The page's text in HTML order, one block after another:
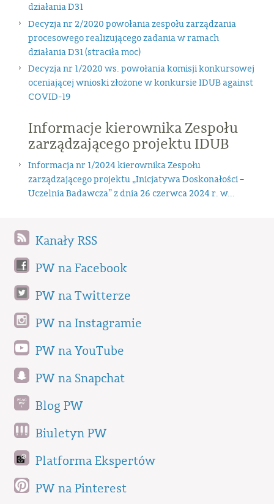
działania D31
Decyzja nr 2/2020 powołania zespołu zarządzania
procesowego realizującego zadania w ramach
działania D31 (straciła moc)
Decyzja nr 1/2020 ws. powołania komisji konkursowej
oceniającej wnioski złożone w konkursie IDUB against
COVID-19
Informacje kierownika Zespołu
zarządzającego projektu IDUB
Informacja nr 1/2024 kierownika Zespołu
zarządzającego projektu „Inicjatywa Doskonałości –
Uczelnia Badawcza” z dnia 26 czerwca 2024 r. w...
Kanały RSS
PW na Facebook
PW na Twitterze
PW na Instagramie
PW na YouTube
PW na Snapchat
Blog PW
Biuletyn PW
Platforma Ekspertów
PW na Pinterest